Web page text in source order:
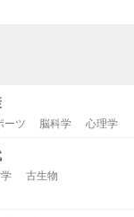
ーツ 脳科学 心理学
古生物